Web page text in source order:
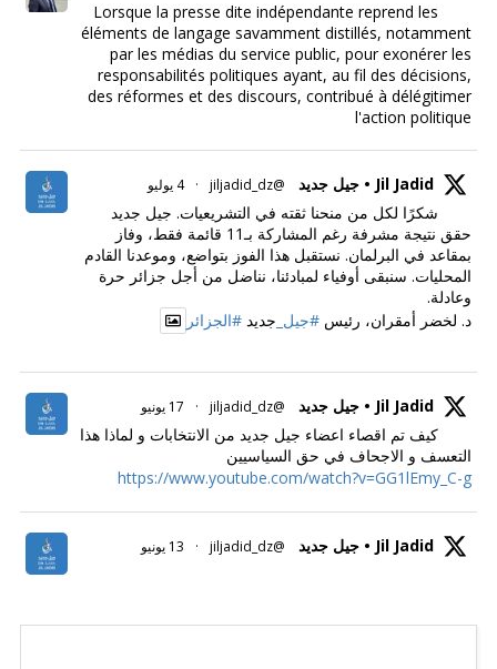
Lorsque la presse dite indépendante reprend les
éléments de langage savamment distillés, notamment
par les médias du service public, pour exonérer les
responsabilités politiques ayant, au fil des décisions,
des réformes et des discours, contribué à délégitimer
l'action politique
Jil Jadid • جيل جديد @jiljadid_dz
· 4 يوليو
شكرًا لكل من منحنا ثقته في التشريعيات. جيل جديد
حقق نتيجة مشرفة رغم المشاركة بـ11 قائمة فقط، وفاز
بمقاعد في البرلمان. نستقبل هذا الفوز بتواضع، وموعدنا القادم
المحليات. سنبقى أوفياء لمبادئنا، نناضل من أجل جزائر حرة
وعادلة.
د. لخضر أمقران، رئيس #جيل_ جديد #الجزائر
Jil Jadid • جيل جديد @jiljadid_dz
· 17 يونيو
كيف تم اقصاء اعضاء جيل جديد من الانتخابات و لماذا هذا
التعسف و الاجحاف في حق السياسيين
https://www.youtube.com/watch?v=GG1lEmy_C-g
Jil Jadid • جيل جديد @jiljadid_dz
· 13 يونيو